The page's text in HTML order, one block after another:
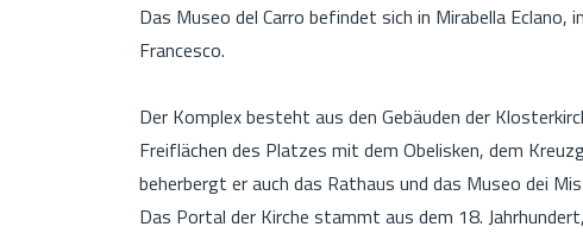
Das Museo del Carro befindet sich in Mirabella Eclano,
Francesco.
Der Komplex besteht aus den Gebäuden der
Freiflächen des Platzes mit dem Obelisken, dem
beherbergt er auch das Rathaus und das Museo dei
Das Portal der Kirche stammt aus dem 18.